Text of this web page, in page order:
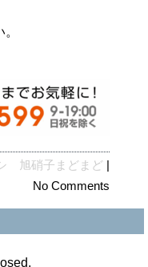
旭硝子まどまど
No Comments